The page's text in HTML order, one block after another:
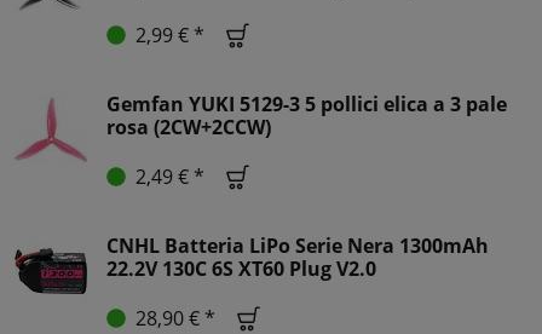
2,99 € *
Gemfan YUKI 5129-3 5 pollici elica a 3 pale
rosa (2CW+2CCW)
2,49 € *
CNHL Batteria LiPo Serie Nera 1300mAh
22.2V 130C 6S XT60 Plug V2.0
28,90 € *